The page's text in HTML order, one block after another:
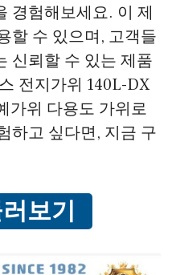
경험해보세요. 이 제
할 수 있으며, 고객들
신뢰할 수 있는 제품
전지가위 140L-DX
가위 다용도 가위로
하고 싶다면, 지금 구
보기